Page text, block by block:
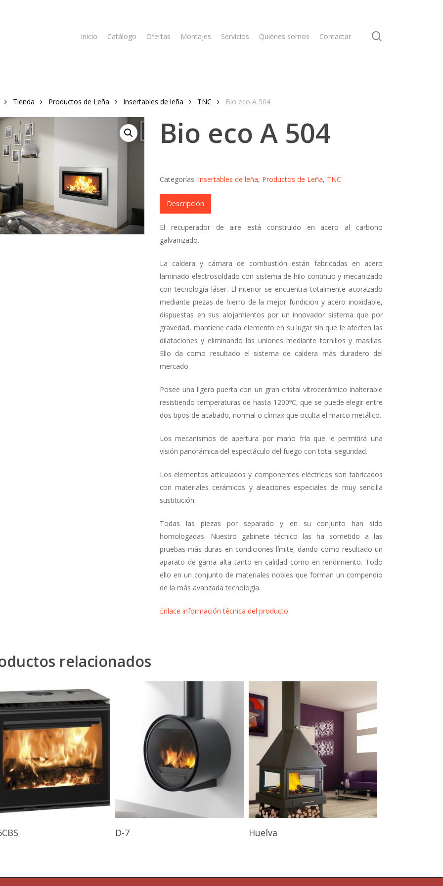
Inicio Catálogo Ofertas Montajes Servicios Quiénes somos Contactar
Tienda Productos de Leña Insertables de leña TNC Bio eco A 504
Bio eco A 504
Categorías: Insertables de leña, Productos de Leña, TNC
Descripción
El recuperador de aire está construido en acero al carbono
galvanizado.
La caldera y cámara de combustión están fabricadas en acero
laminado electrosoldado con sistema de hilo continuo y mecanizado
con tecnología láser. El interior se encuentra totalmente acorazado
mediante piezas de hierro de la mejor fundicion y acero inoxidable,
dispuestas en sus alojamientos por un innovador sistema que por
gravedad, mantiene cada elemento en su lugar sin que le afecten las
dilataciones y eliminando las uniones mediante tornillos y masillas.
Ello da como resultado el sistema de caldera más duradero del
mercado.
Posee una ligera puerta con un gran cristal vitrocerámico inalterable
resistiendo temperaturas de hasta 1200ºC, que se puede elegir entre
dos tipos de acabado, normal o climax que oculta el marco metálico.
Los mecanismos de apertura por mano fría que le permitirá una
visión panorámica del espectáculo del fuego con total seguridad.
Los elementos articulados y componentes eléctricos son fabricados
con materiales cerámicos y aleaciones especiales de muy sencilla
sustitución.
Todas las piezas por separado y en su conjunto han sido
homologadas. Nuestro gabinete técnico las ha sometido a las
pruebas más duras en condiciones límite, dando como resultado un
aparato de gama alta tanto en calidad como en rendimiento. Todo
ello en un conjunto de materiales nobles que forman un compendio
de la más avanzada tecnología.
Enlace información técnica del producto
relacionados
D-7 Huelva